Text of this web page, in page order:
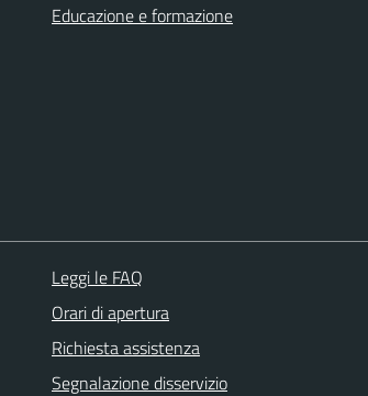
Educazione e formazione
Leggi le FAQ
Orari di apertura
Richiesta assistenza
Segnalazione disservizio